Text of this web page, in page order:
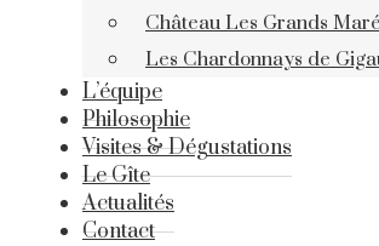
Château Les Grands
Les Chardonnays de
L’équipe
Philosophie
Visites & Dégustations
Le Gîte
Actualités
Contact